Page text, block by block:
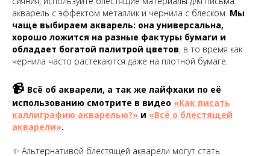
акварель с эффектом металлик и чернила с блеском. Мы
чаще выбираем акварель: она универсальна,
хорошо ложится на разные фактуры бумаги и
обладает богатой палитрой цветов, в то время как
чернила часто растекаются даже на плотной бумаге.
📹 Всё об акварели, а так же лайфхаки по её
использованию смотрите в видео «Как писать
каллиграфию акварелью?» и «Всё о блестящей
акварели».
✨ Альтернативой блестящей акварели могут стать